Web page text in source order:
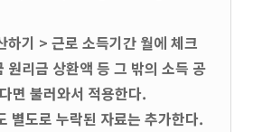
하기 > 근로 소득기간 월에 체크
원리금 상환액 등 그 밖의 소득 공
면 불러와서 적용한다.
별도로 누락된 자료는 추가한다.